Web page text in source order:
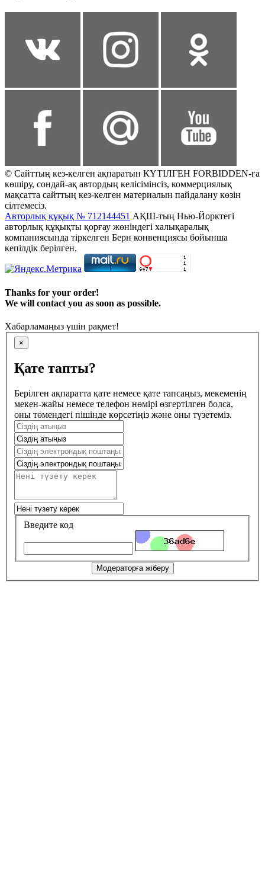
© Сайттың кез-келген ақпаратын КҮТІЛГЕН FORBIDDEN-ға
көшіру, сондай-ақ автордың келісімінсіз, коммерциялық
мақсатта сайттың кез-келген материалын пайдалану көзін
сілтемесіз.
Авторлық құқық № 712144451 АҚШ-тың Нью-Йорктегі
авторлық құқықты қорғау жөніндегі халықаралық
компаниясында тіркелген Берн конвенциясы бойынша
кепілдік берілген.
Thanks for your order!
We will contact you as soon as possible.
Хабарламаңыз үшін рақмет!
×
Қате тапты?
Берілген ақпаратта қате немесе қате тапсаңыз, мекеменің
мекен-жайы немесе телефон нөмірі өзгертілген болса,
оны төмендегі пішінде көрсетіңіз және оны түзетеміз.
Введите код
Модераторға жіберу